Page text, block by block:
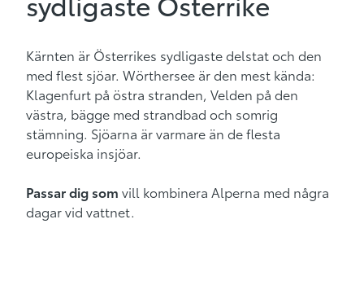
Kärnten är Österrikes sydligaste delstat och den
med flest sjöar. Wörthersee är den mest kända:
Klagenfurt på östra stranden, Velden på den
västra, bägge med strandbad och somrig
stämning. Sjöarna är varmare än de flesta
europeiska insjöar.
Passar dig som vill kombinera Alperna med några
dagar vid vattnet.